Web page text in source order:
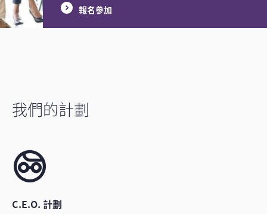
報名參加
我們的計劃
C.E.O. 計劃